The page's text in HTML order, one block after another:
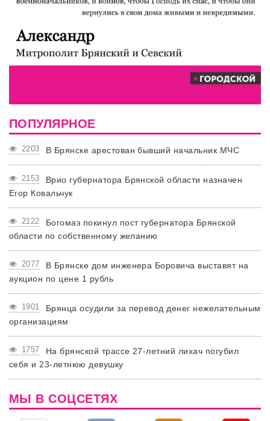
ПОПУЛЯРНОЕ
2203 В Брянске арестован бывший начальник МЧС
2153
Врио губернатора Брянской области назначен
Егор Ковальчук
2122
Богомаз покинул пост губернатора Брянской
области по собственному желанию
2077
В Брянске дом инженера Боровича выставят на
аукцион по цене 1 рубль
1901
Брянца осудили за перевод денег нежелательным
организациям
1757
На брянской трассе 27-летний лихач погубил
себя и 23-летнюю девушку
МЫ В СОЦСЕТЯХ